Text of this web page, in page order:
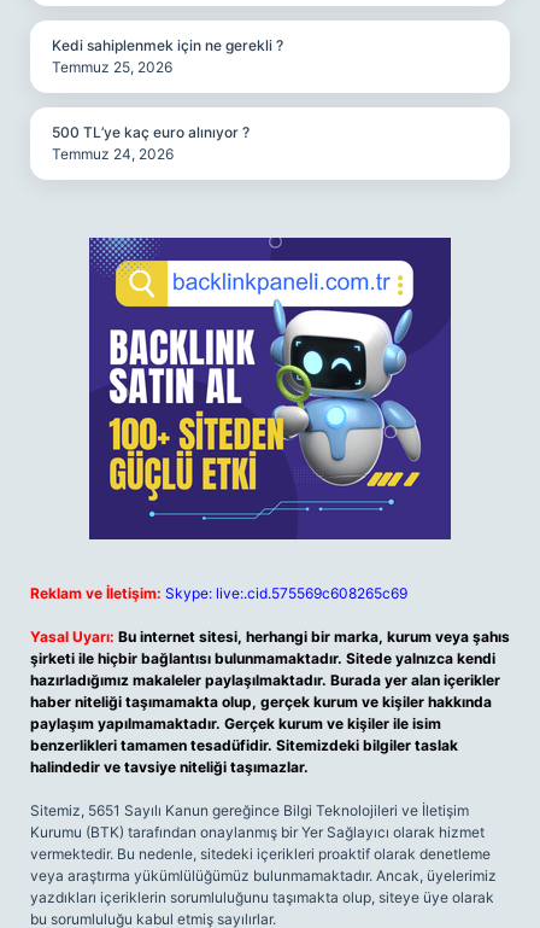
Kedi sahiplenmek için ne gerekli ?
Temmuz 25, 2026
500 TL’ye kaç euro alınıyor ?
Temmuz 24, 2026
Reklam ve İletişim: Skype: live:.cid.575569c608265c69
Yasal Uyarı: Bu internet sitesi, herhangi bir marka, kurum veya şahıs
şirketi ile hiçbir bağlantısı bulunmamaktadır. Sitede yalnızca kendi
hazırladığımız makaleler paylaşılmaktadır. Burada yer alan içerikler
haber niteliği taşımamakta olup, gerçek kurum ve kişiler hakkında
paylaşım yapılmamaktadır. Gerçek kurum ve kişiler ile isim
benzerlikleri tamamen tesadüfidir. Sitemizdeki bilgiler taslak
halindedir ve tavsiye niteliği taşımazlar.
Sitemiz, 5651 Sayılı Kanun gereğince Bilgi Teknolojileri ve İletişim
Kurumu (BTK) tarafından onaylanmış bir Yer Sağlayıcı olarak hizmet
vermektedir. Bu nedenle, sitedeki içerikleri proaktif olarak denetleme
veya araştırma yükümlülüğümüz bulunmamaktadır. Ancak, üyelerimiz
yazdıkları içeriklerin sorumluluğunu taşımakta olup, siteye üye olarak
bu sorumluluğu kabul etmiş sayılırlar.